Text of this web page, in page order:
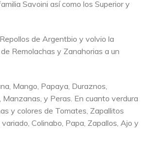
Savoini así como los Superior y
de Argentbio y volvio la
Remolachas y Zanahorias a un
Mango, Papaya, Duraznos,
Manzanas, y Peras. En cuanto verdura
y colores de Tomates, Zapallitos
Colinabo, Papa, Zapallos, Ajo y